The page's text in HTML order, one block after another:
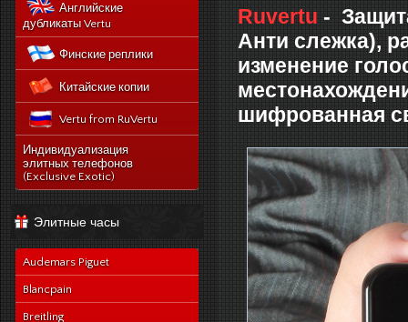
Vertu Aster (Верту Астер)
Vertu Ti
Vertu Constellation V
noviy-vertu-signature-
new-touch
catalog
543-vertu-signature-
touch-grape-lizard-
en
navy-alligator-en
category
175-novyj-vertu-
signature-new-touch
Английские
дубликаты Vertu
Финские реплики
Китайские копии
Vertu from RuVertu
Индивидуализация
элитных телефонов
(Exclusive Exotic)
Элитные часы
Audemars Piguet
Blancpain
Breitling
Ruvertu -
Анти слежка),
изменение
шифрованная